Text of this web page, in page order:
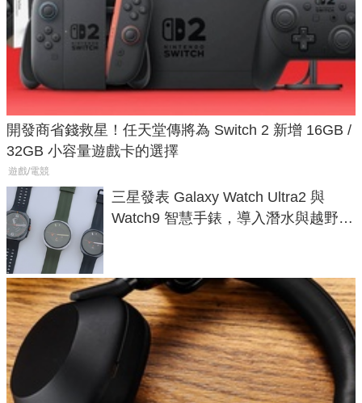
開發商省錢救星！任天堂傳將為 Switch 2 新增 16GB /
32GB 小容量遊戲卡的選擇
遊戲/電競
三星發表 Galaxy Watch Ultra2 與
Watch9 智慧手錶，導入潛水與越野跑